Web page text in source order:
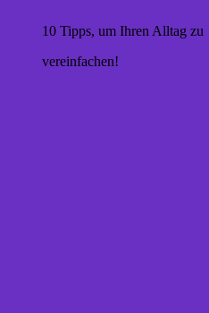
10 Tipps, um Ihren Alltag zu
vereinfachen!